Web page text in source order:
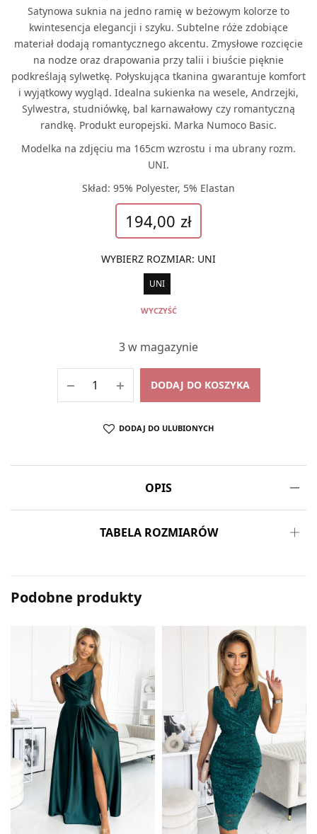
Satynowa suknia na jedno ramię w beżowym kolorze to
kwintesencja elegancji i szyku. Subtelne róże zdobiące
materiał dodają romantycznego akcentu. Zmysłowe rozcięcie
na nodze oraz drapowania przy talii i biuście pięknie
podkreślają sylwetkę. Połyskująca tkanina gwarantuje komfort
i wyjątkowy wygląd. Idealna sukienka na wesele, Andrzejki,
Sylwestra, studniówkę, bal karnawałowy czy romantyczną
randkę. Produkt europejski. Marka Numoco Basic.
Modelka na zdjęciu ma 165cm wzrostu i ma ubrany rozm.
UNI.
Skład: 95% Polyester, 5% Elastan
194,00 zł
WYBIERZ ROZMIAR: UNI
UNI
WYCZYŚĆ
3 w magazynie
DODAJ DO KOSZYKA
DODAJ DO ULUBIONYCH
OPIS
TABELA ROZMIARÓW
Podobne produkty